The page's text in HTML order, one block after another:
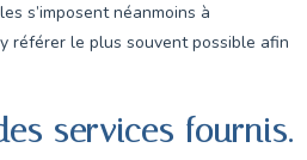
s’imposent néanmoins à
référer le plus souvent possible afin
services fournis.